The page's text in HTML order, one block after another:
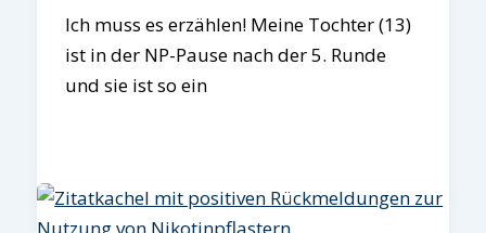
Ich muss es erzählen! Meine Tochter (13)
ist in der NP-Pause nach der 5. Runde
und sie ist so ein